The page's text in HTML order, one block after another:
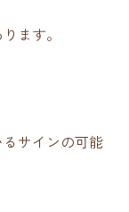
ます。
サインの可能